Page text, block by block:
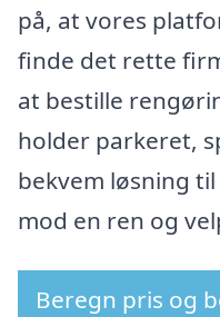
på, at vores
finde det rette
at bestille
holder parkeret,
bekvem løsning
mod en ren og
Beregn pris og